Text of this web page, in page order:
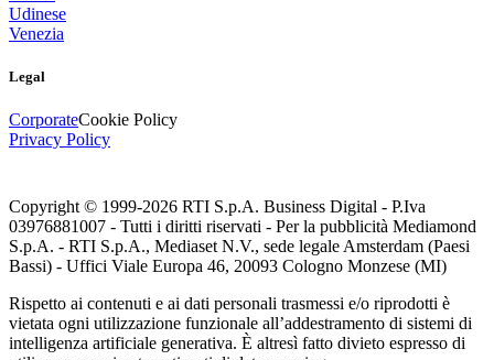
Udinese
Venezia
Legal
CorporateCookie Policy
Privacy Policy
Copyright © 1999-2026 RTI S.p.A. Business Digital - P.Iva
03976881007 - Tutti i diritti riservati - Per la pubblicità Mediamond
S.p.A. - RTI S.p.A., Mediaset N.V., sede legale Amsterdam (Paesi
Bassi) - Uffici Viale Europa 46, 20093 Cologno Monzese (MI)
Rispetto ai contenuti e ai dati personali trasmessi e/o riprodotti è
vietata ogni utilizzazione funzionale all’addestramento di sistemi di
intelligenza artificiale generativa. È altresì fatto divieto espresso di